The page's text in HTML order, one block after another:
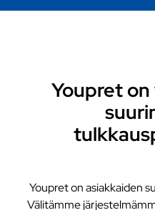
Youpret
Youpret on asiakkaiden
Välitämme